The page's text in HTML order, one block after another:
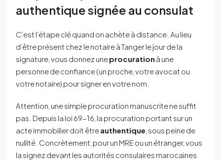
authentique signée au consulat
C’est l’étape clé quand on achète à distance. Au lieu
d’être présent chez le notaire à Tanger le jour de la
signature, vous donnez uneprocuration à une
personne de confiance (un proche, votre avocat ou
votre notaire) pour signer en votre nom.
Attention, une simple procuration manuscrite ne suffit
pas. Depuis la loi 69-16, la procuration portant sur un
acte immobilier doit êtreauthentique , sous peine de
nullité. Concrètement, pour un MRE ou un étranger, vous
la signez devant les autorités consulaires marocaines